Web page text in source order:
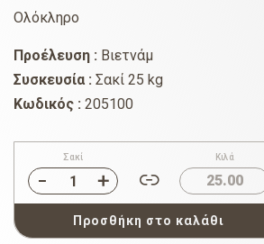
Ολόκληρο
Προέλευση : Βιετνάμ
Συσκευσία : Σακί 25 kg
Κωδικός : 205100
Σακί Κιλά
25.00
Προσθήκη στο καλάθι